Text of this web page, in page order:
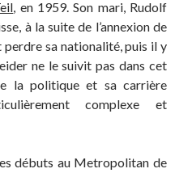
, en 1959. Son mari, Rudolf
à la suite de l’annexion de
perdre sa nationalité, puis il y
ne le suivit pas dans cet
la politique et sa carrière
complexe et
débuts au Metropolitan de